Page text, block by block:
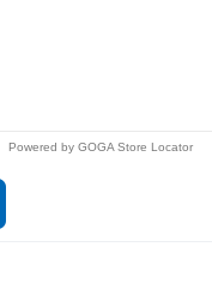
Powered by GOGA Store Locator